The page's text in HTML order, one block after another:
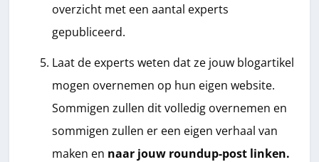
overzicht met een aantal experts
gepubliceerd.
Laat de experts weten dat ze jouw blogartikel
mogen overnemen op hun eigen website.
Sommigen zullen dit volledig overnemen en
sommigen zullen er een eigen verhaal van
maken en naar jouw roundup-post linken.